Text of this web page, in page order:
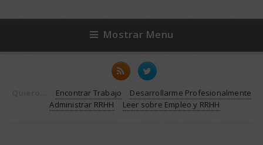
Mostrar Menu
Encontrar Trabajo
Desarrollarme Profesionalmente
Administrar RRHH
Leer sobre Empleo y RRHH